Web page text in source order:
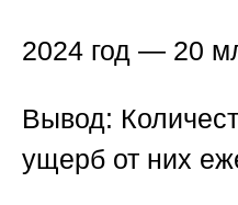
2024 год — 20
Вывод:
ущерб от них